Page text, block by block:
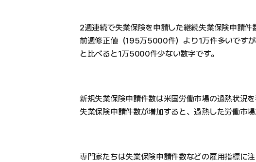
2週連続で失業保険を申請した継続失業保険申請
前週修正値（195万5000件）より1万件多いですが
と比べると1万5000件少ない数字です。
新規失業保険申請件数は米国労働市場の過熱状況を
失業保険申請件数が増加すると、過熱した労働市
専門家たちは失業保険申請件数などの雇用指標に